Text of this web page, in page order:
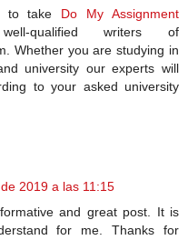
to take Do My Assignment
qualified writers of
Whether you are studying in
university our experts will
to your asked university
2019 a las 11:15
and great post. It is
for me. Thanks for